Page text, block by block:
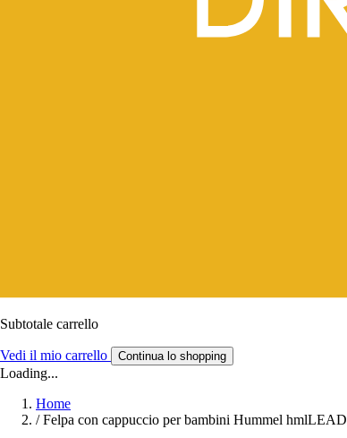
Subtotale carrello
Vedi il mio carrello Continua lo shopping
Loading...
Home
/ Felpa con cappuccio per bambini Hummel hmlLEAD